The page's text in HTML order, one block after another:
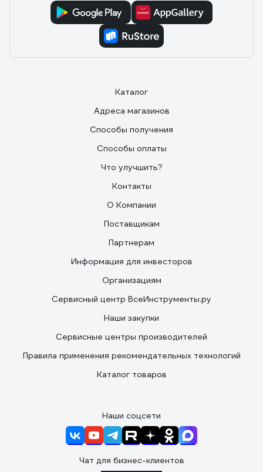
Каталог
Адреса магазинов
Способы получения
Способы оплаты
Что улучшить?
Контакты
О Компании
Поставщикам
Партнерам
Информация для инвесторов
Организациям
Сервисный центр ВсеИнструменты.ру
Наши закупки
Сервисные центры производителей
Правила применения рекомендательных технологий
Каталог товаров
Наши соцсети
Чат для бизнес-клиентов